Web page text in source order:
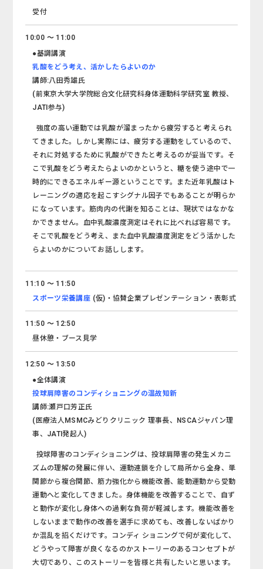
受付
10:00 ～ 11:00
●基調講演
乳酸をどう考え、活かしたらよいのか
講師:八田秀雄氏
(前東京大学大学院総合文化研究科身体運動科学研究室 教授、
JATI参与)
強度の高い運動では乳酸が溜まったから疲労すると考えられ
てきました。しかし実際には、疲労する運動をしているので、
それに対処するために乳酸ができたと考えるのが妥当です。そ
こで乳酸をどう考えたらよいのかというと、糖を使う途中で一
時的にできるエネルギー源ということです。また近年乳酸はト
レーニングの適応を起こすシグナル因子でもあることが明らか
になっています。筋肉内の代謝を知ることは、現状ではなかな
かできません。血中乳酸濃度測定はそれに比べれば容易です。
そこで乳酸をどう考え、また血中乳酸濃度測定をどう活かした
らよいのかについてお話しします。
11:10 ～ 11:50
スポーツ栄養講座 (仮)・協賛企業プレゼンテーション・表彰式
11:50 ～ 12:50
昼休憩・ブース見学
12:50 ～ 13:50
●全体講演
投球肩障害のコンディショニングの温故知新
講師:瀬戸口芳正氏
(医療法人MSMCみどりクリニック 理事長、NSCAジャパン理
事、JATI発起人)
投球障害のコンディショニングは、投球肩障害の発生メカニ
ズムの理解の発展に伴い、運動連鎖を介して局所から全身、単
関節から複合関節、筋力強化から機能改善、能動運動から受動
運動へと変化してきました。身体機能を改善することで、自ず
と動作が変化し身体への過剰な負荷が軽減します。機能改善を
しないままで動作の改善を選手に求めても、改善しないばかり
か混乱を招くだけです。コンディ ショニングで何が変化して、
どうやって障害が良くなるのかストーリーのあるコンセプトが
大切であり、このストーリーを皆様と共有したいと思います。